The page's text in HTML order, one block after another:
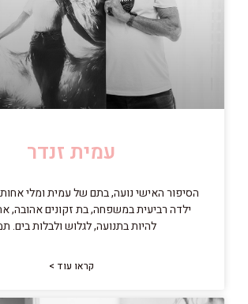
עמית זנדר
הסיפור האישי נועה, בתם של עמית ומלי אחות
ילדה רביעית במשפחה, בת זקונים אהובה,
להיות בתנועה, לגלוש ולבלות בים.
קראו עוד >